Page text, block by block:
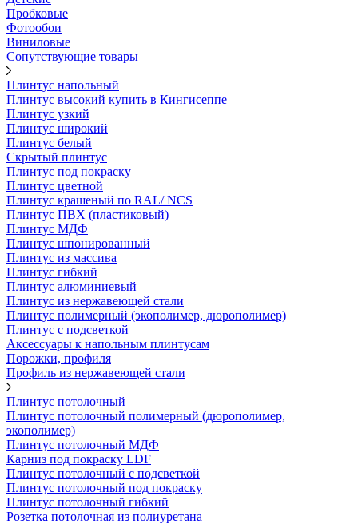
Пробковые
Фотообои
Виниловые
Сопутствующие товары
Плинтус напольный
Плинтус высокий купить в Кингисеппе
Плинтус узкий
Плинтус широкий
Плинтус белый
Скрытый плинтус
Плинтус под покраску
Плинтус цветной
Плинтус крашеный по RAL/ NCS
Плинтус ПВХ (пластиковый)
Плинтус МДФ
Плинтус шпонированный
Плинтус из массива
Плинтус гибкий
Плинтус алюминиевый
Плинтус из нержавеющей стали
Плинтус полимерный (экополимер, дюрополимер)
Плинтус с подсветкой
Аксессуары к напольным плинтусам
Порожки, профиля
Профиль из нержавеющей стали
Плинтус потолочный
Плинтус потолочный полимерный (дюрополимер,
экополимер)
Плинтус потолочный МДФ
Карниз под покраску LDF
Плинтус потолочный с подсветкой
Плинтус потолочный под покраску
Плинтус потолочный гибкий
Розетка потолочная из полиуретана